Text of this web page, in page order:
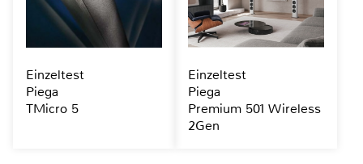
Einzeltest
Piega
TMicro 5
Einzeltest
Piega
Premium 501 Wireless
2Gen